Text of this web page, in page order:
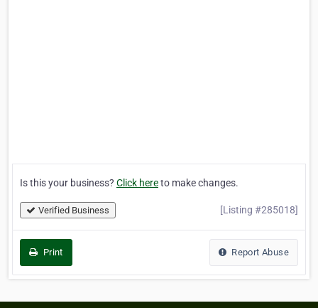
Is this your business? Click hereto make changes.
Verified Business [Listing #285018]
Print Report Abuse